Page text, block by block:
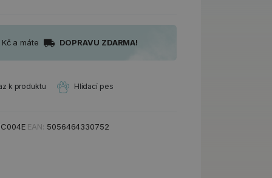
a máte DOPRAVU ZDARMA!
k produktu Hlídací pes
EAN: 5056464330752